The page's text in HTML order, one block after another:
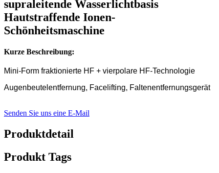
supraleitende Wasserlichtbasis
Hautstraffende Ionen-
Schönheitsmaschine
Kurze Beschreibung:
Mini-Form fraktionierte HF + vierpolare HF-Technologie
Augenbeutelentfernung, Facelifting, Faltenentfernungsgerät
Senden Sie uns eine E-Mail
Produktdetail
Produkt Tags